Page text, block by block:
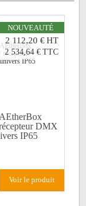
NOUVEAUTÉ
2 112,20 €HT
2 534,64 € TTC
DMX
IP65
voir le produit